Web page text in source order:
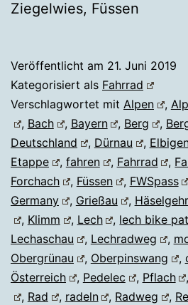
Ziegelwies, Füssen
Veröffentlicht am 21. Juni 2019
Kategorisiert als Fahrrad
Verschlagwortet mit Alpen ,
, Bach , Bayern , Berg ,
Deutschland
, Dürnau ,
Etappe
, fahren , Fahrrad ,
Forchach
, Füssen , FWSpass
Germany
, Grießau , Häselgehr
, Klimm , Lech , lech bike
Lechaschau
, Lechradweg ,
Obergrünau
, Oberpinswang ,
Österreich
, Pedelec , Pflach ,
, Rad , radeln , Radweg ,